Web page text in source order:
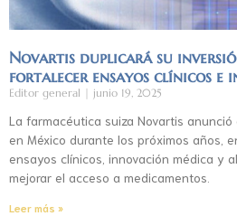
Novartis duplicará su
fortalecer ensayos clínicos e
Editor general junio 19, 2025
La farmacéutica suiza Novartis
en México durante los próximos años,
ensayos clínicos, innovación médica y
mejorar el acceso a medicamentos.
Leer más »